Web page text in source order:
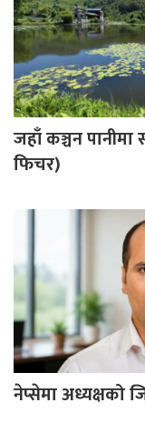
जहाँ कञ्चन
फिचर)
नेप्सेमा अध्यक्षको